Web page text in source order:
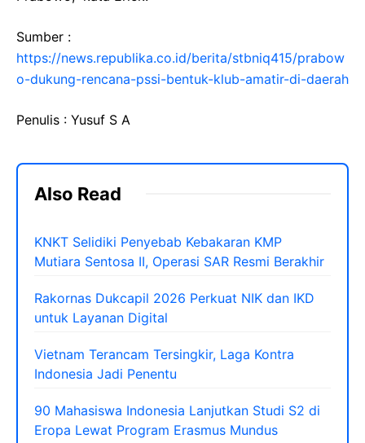
Sumber :
https://news.republika.co.id/berita/stbniq415/prabow
o-dukung-rencana-pssi-bentuk-klub-amatir-di-daerah
Penulis : Yusuf S A
Also Read
KNKT Selidiki Penyebab Kebakaran KMP
Mutiara Sentosa II, Operasi SAR Resmi Berakhir
Rakornas Dukcapil 2026 Perkuat NIK dan IKD
untuk Layanan Digital
Vietnam Terancam Tersingkir, Laga Kontra
Indonesia Jadi Penentu
90 Mahasiswa Indonesia Lanjutkan Studi S2 di
Eropa Lewat Program Erasmus Mundus